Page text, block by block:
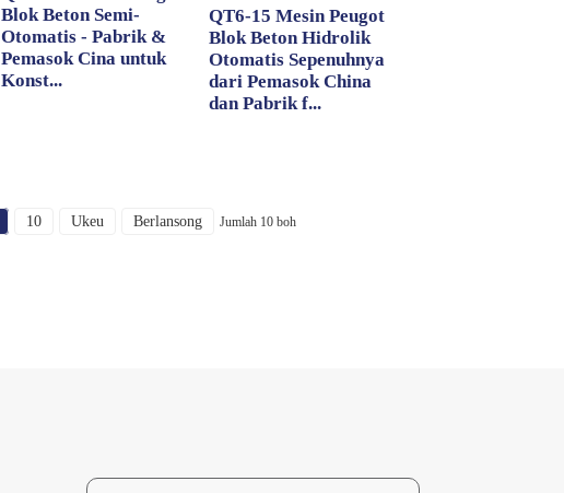
Blok Beton Semi-
Otomatis - Pabrik &
Pemasok Cina untuk
Konst...
QT6-15 Mesin Peugot
Blok Beton Hidrolik
Otomatis Sepenuhnya
dari Pemasok China
dan Pabrik f...
10 Ukeu Berlansong Jumlah 10 boh